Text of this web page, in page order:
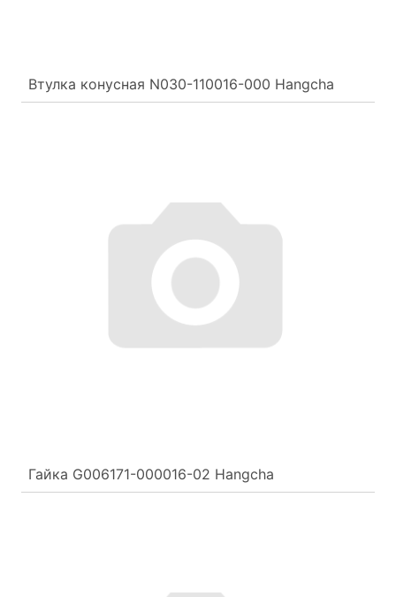
Втулка конусная N030-110016-000 Hangcha
Гайка G006171-000016-02 Hangcha